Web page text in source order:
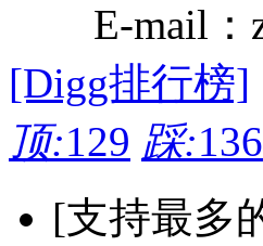
E-mail：
[Digg排行榜]
顶:129 踩:136
[支持最多